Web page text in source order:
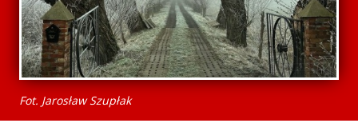
Fot. Jarosław Szupłak